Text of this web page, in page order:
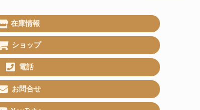
在庫情報
ショップ
電話
お問合せ